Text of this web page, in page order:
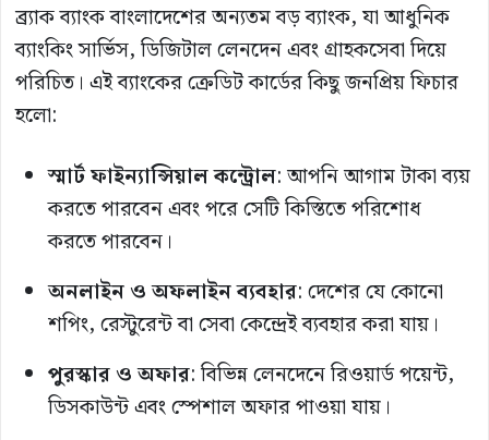
ব্র্যাক ব্যাংক বাংলাদেশের অন্যতম বড় ব্যাংক, যা আধুনিক
ব্যাংকিং সার্ভিস, ডিজিটাল লেনদেন এবং গ্রাহকসেবা দিয়ে
পরিচিত। এই ব্যাংকের ক্রেডিট কার্ডের কিছু জনপ্রিয় ফিচার
হলো:
স্মার্ট ফাইন্যান্সিয়াল কন্ট্রোল: আপনি আগাম টাকা ব্যয়
করতে পারবেন এবং পরে সেটি কিস্তিতে পরিশোধ
করতে পারবেন।
অনলাইন ও অফলাইন ব্যবহার: দেশের যে কোনো
শপিং, রেস্টুরেন্ট বা সেবা কেন্দ্রেই ব্যবহার করা যায়।
পুরস্কার ও অফার: বিভিন্ন লেনদেনে রিওয়ার্ড পয়েন্ট,
ডিসকাউন্ট এবং স্পেশাল অফার পাওয়া যায়।